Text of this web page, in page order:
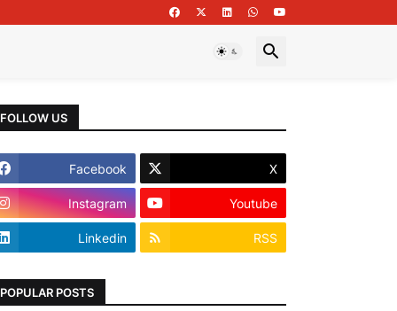
FOLLOW US
Facebook X
Instagram Youtube
Linkedin RSS
POPULAR POSTS